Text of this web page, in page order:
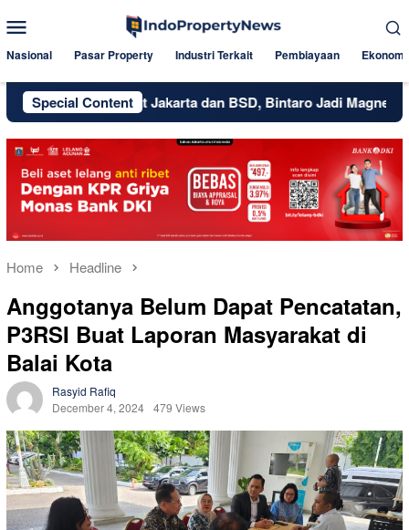
to
Menu
Nasional Pasar Property Industri Terkait Pembiayaan Ekonomi
Special Content
Dekat Jakarta dan BSD, Bintaro Jadi Magnet Baru
Home Headline
Anggotanya Belum Dapat Pencatatan,
P3RSI Buat Laporan Masyarakat di
Balai Kota
Rasyid Rafiq
December 4, 2024 479 Views